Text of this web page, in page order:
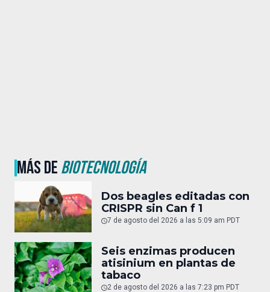
MÁS DEBIOTECNOLOGÍA
Dos beagles editadas con
CRISPR sin Can f 1
7 de agosto del 2026 a las 5:09 am PDT
Seis enzimas producen
atisinium en plantas de
tabaco
2 de agosto del 2026 a las 7:23 pm PDT